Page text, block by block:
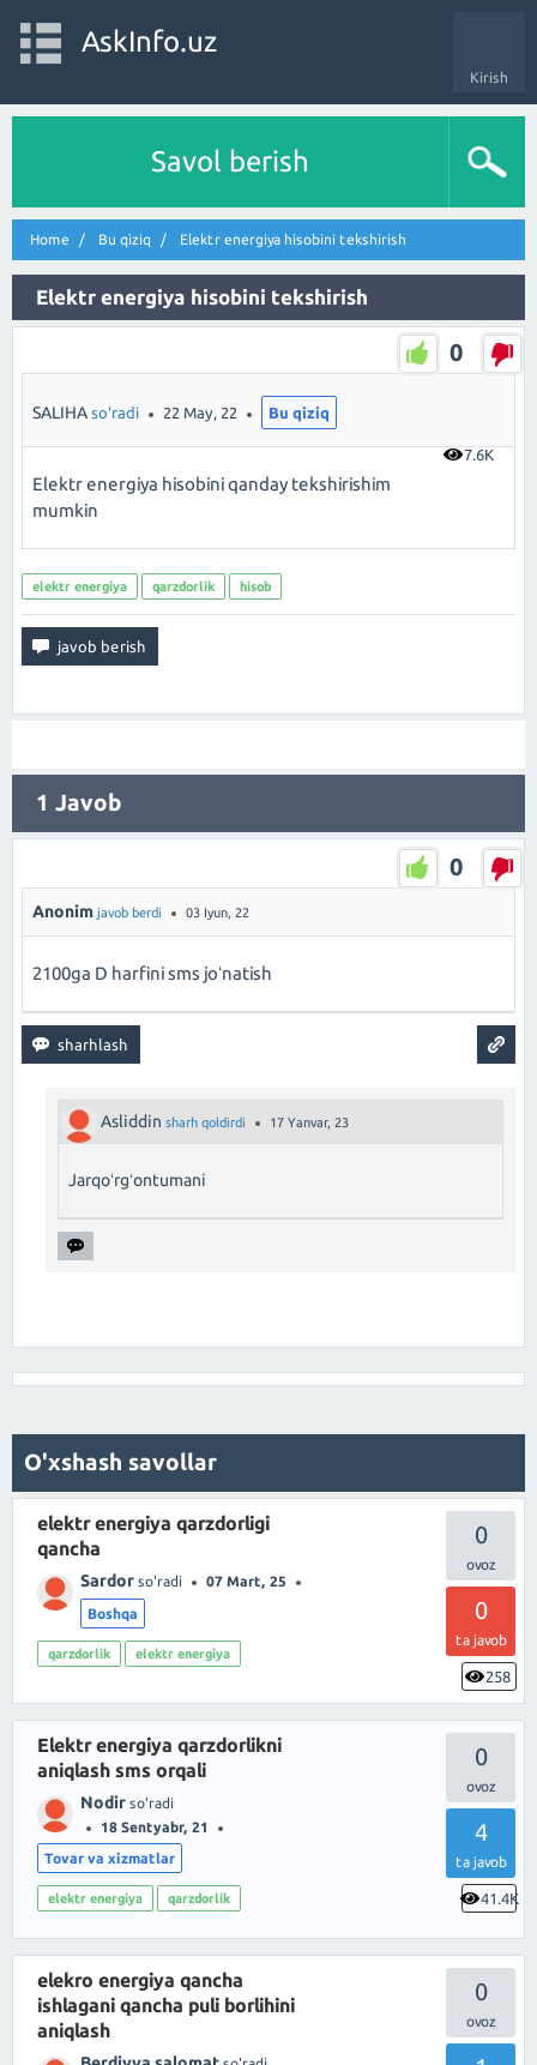
Kirish
AskInfo.uz
Savol berish
Home Bu qiziq Elektr energiya hisobini tekshirish
Elektr energiya hisobini tekshirish
0
7.6K
SALIHA so'radi 22 May, 22 Bu qiziq
Elektr energiya hisobini qanday tekshirishim
mumkin
elektr energiya qarzdorlik hisob
1 Javob
0
Anonim javob berdi 03 Iyun, 22
2100ga D harfini sms joʻnatish
Asliddin sharh qoldirdi 17 Yanvar, 23
Jarqoʻrgʻontumani
O'xshash savollar
0
0
ta javob
258
elektr energiya qarzdorligi
qancha
Sardor so'radi 07 Mart, 25
Boshqa
qarzdorlik elektr energiya
0
4
ta javob
41.4K
Elektr energiya qarzdorlikni
aniqlash sms orqali
Nodir so'radi
18 Sentyabr, 21
Tovar va xizmatlar
elektr energiya qarzdorlik
0
elekro energiya qancha
ishlagani qancha puli borlihini
aniqlash